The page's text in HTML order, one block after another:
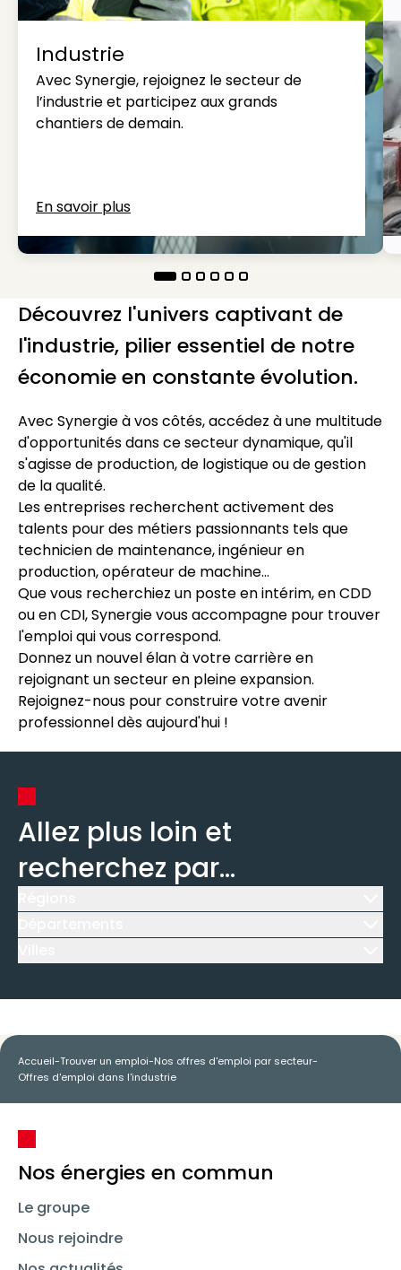
Industrie
Avec Synergie, rejoignez le secteur de
l’industrie et participez aux grands
chantiers de demain.
En savoir plus
Découvrez l'univers captivant de
l'industrie, pilier essentiel de notre
économie en constante évolution.
Avec Synergie à vos côtés, accédez à une multitude
d'opportunités dans ce secteur dynamique, qu'il
s'agisse de production, de logistique ou de gestion
de la qualité.
Les entreprises recherchent activement des
talents pour des métiers passionnants tels que
technicien de maintenance, ingénieur en
production, opérateur de machine...
Que vous recherchiez un poste en intérim, en CDD
ou en CDI, Synergie vous accompagne pour trouver
l'emploi qui vous correspond.
Donnez un nouvel élan à votre carrière en
rejoignant un secteur en pleine expansion.
Rejoignez-nous pour construire votre avenir
professionnel dès aujourd'hui !
Allez plus loin et
recherchez par...
Accueil-Trouver un emploi-Nos offres d'emploi par secteur-
Offres d'emploi dans l'industrie
Nos énergies en commun
Le groupe
Nous rejoindre